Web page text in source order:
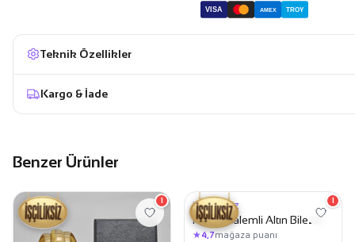
VISA AMEX TROY
Teknik Özellikler
Kargo & İade
Benzer Ürünler
1 1
İŞÇILIKSIZ
Hasırlı Kalemli Altın Bilezik
★4,7mağaza puanı